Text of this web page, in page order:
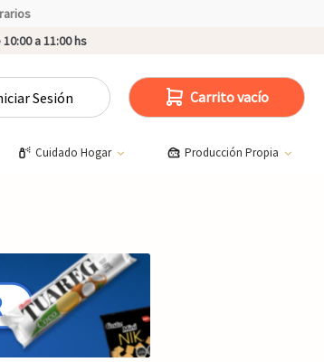
a 11:00 hs
Sesión Carrito vacío
Cuidado Hogar Producción Propia